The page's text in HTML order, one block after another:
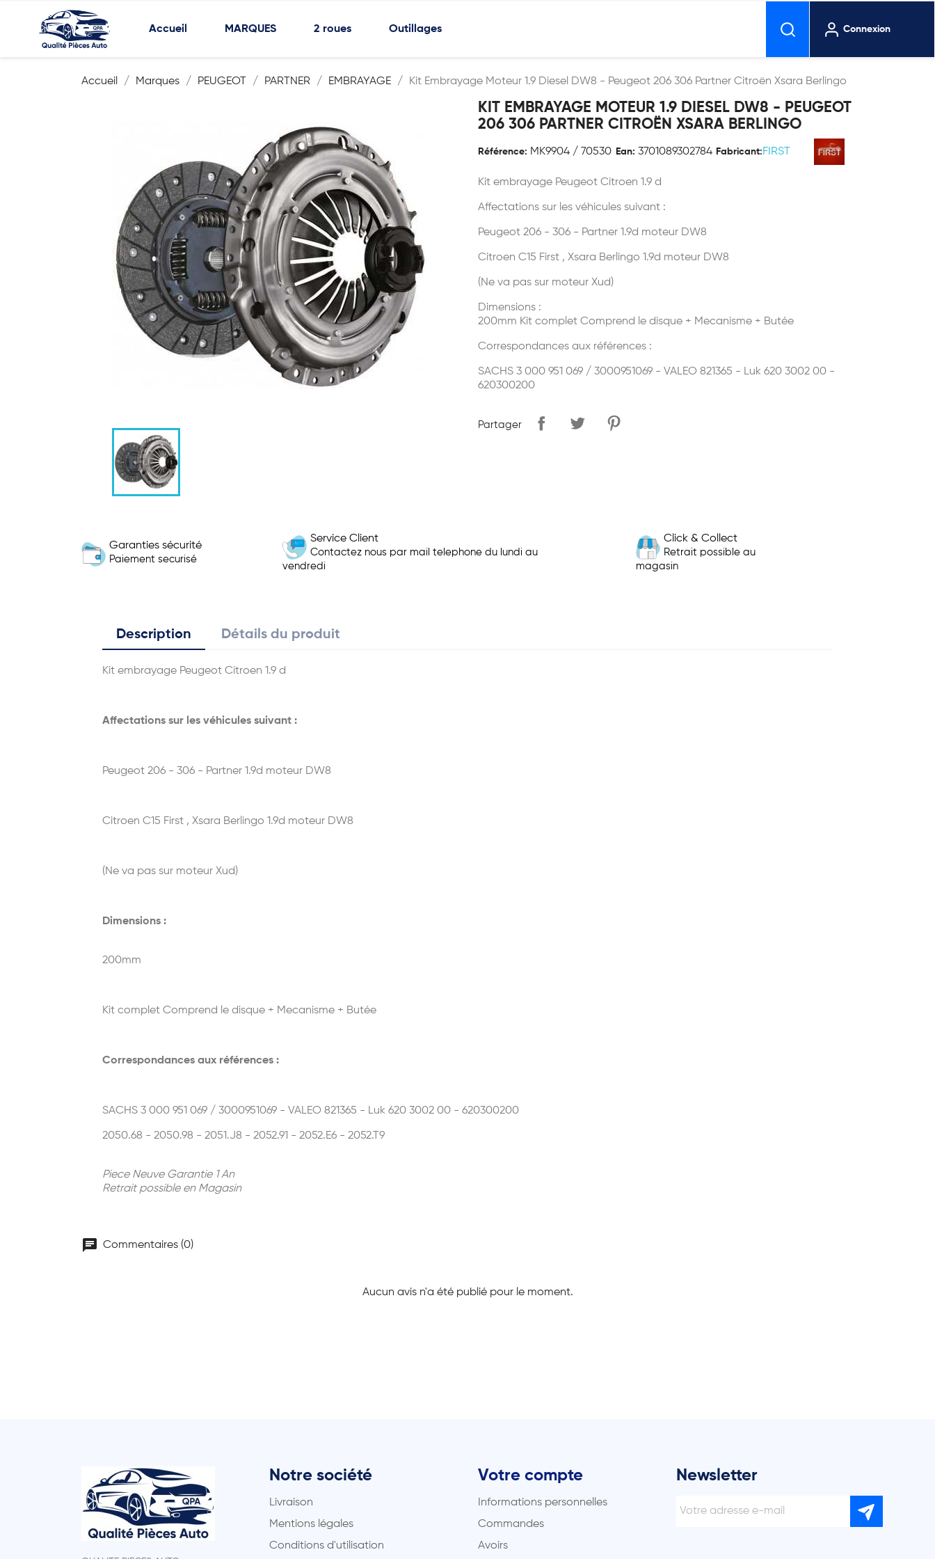
Accueil MARQUES 2 roues Outillages Connexion
Accueil Marques PEUGEOT PARTNER EMBRAYAGE Kit Embrayage Moteur 1.9 Diesel DW8 - Peugeot 206 306 Partner Citroën Xsara Berlingo
KIT EMBRAYAGE MOTEUR 1.9 DIESEL DW8 - PEUGEOT
206 306 PARTNER CITROËN XSARA BERLINGO
Référence: MK9904 / 70530 Ean: 3701089302784 Fabricant: FIRST
Kit embrayage Peugeot Citroen 1.9 d
Affectations sur les véhicules suivant :
Peugeot 206 - 306 - Partner 1.9d moteur DW8
Citroen C15 First , Xsara Berlingo 1.9d moteur DW8
(Ne va pas sur moteur Xud)
Dimensions :
200mm Kit complet Comprend le disque + Mecanisme + Butée
Correspondances aux références :
SACHS 3 000 951 069 / 3000951069 - VALEO 821365 - Luk 620 3002 00 -
620300200
Partager
Garanties sécurité
Paiement securisé
Service Client
Contactez nous par mail telephone du lundi au
vendredi
Click & Collect
Retrait possible au
magasin
Description Détails du produit
Kit embrayage Peugeot Citroen 1.9 d
Affectations sur les véhicules suivant :
Peugeot 206 - 306 - Partner 1.9d moteur DW8
Citroen C15 First , Xsara Berlingo 1.9d moteur DW8
(Ne va pas sur moteur Xud)
Dimensions :
200mm
Kit complet Comprend le disque + Mecanisme + Butée
Correspondances aux références :
SACHS 3 000 951 069 / 3000951069 - VALEO 821365 - Luk 620 3002 00 - 620300200
2050.68 - 2050.98 - 2051.J8 - 2052.91 - 2052.E6 - 2052.T9
Piece Neuve Garantie 1 An
Retrait possible en Magasin
chat Commentaires (0)
Aucun avis n'a été publié pour le moment.
Notre société
Livraison
Mentions légales
Conditions d'utilisation
Votre compte
Informations personnelles
Commandes
Avoirs
Newsletter